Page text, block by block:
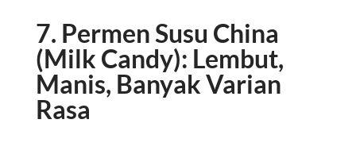
7. Permen Susu China
(Milk Candy): Lembut,
Manis, Banyak Varian
Rasa